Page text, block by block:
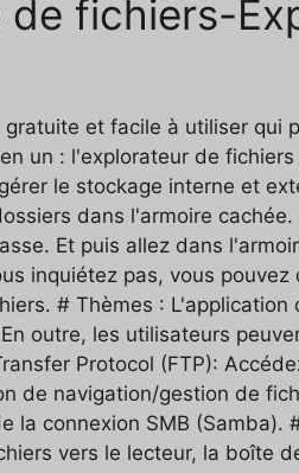
fichiers-
et facile à utiliser qui
un : l'explorateur de
le stockage interne et
dans l'armoire
Et puis allez dans
inquiétez pas, vous pouvez
# Thèmes :
outre, les utilisateurs
Protocol (FTP):
de navigation/gestion de
connexion SMB (Samba).
vers le lecteur, la boîte